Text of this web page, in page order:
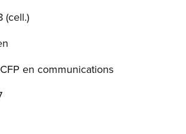
(cell.)
en communications